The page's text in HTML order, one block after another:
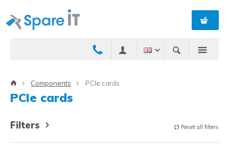
Components PCIe cards
PCIe cards
Filters Reset all filters